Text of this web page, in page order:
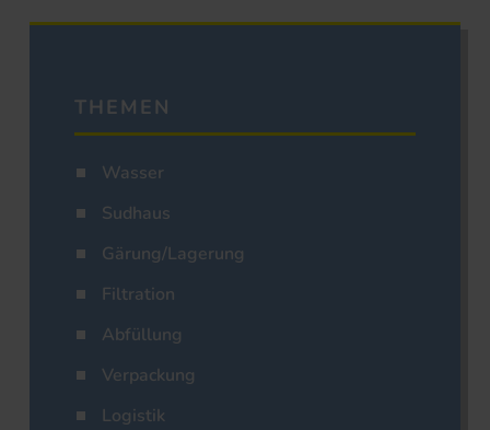
THEMEN
Wasser
Sudhaus
Gärung/Lagerung
Filtration
Abfüllung
Verpackung
Logistik